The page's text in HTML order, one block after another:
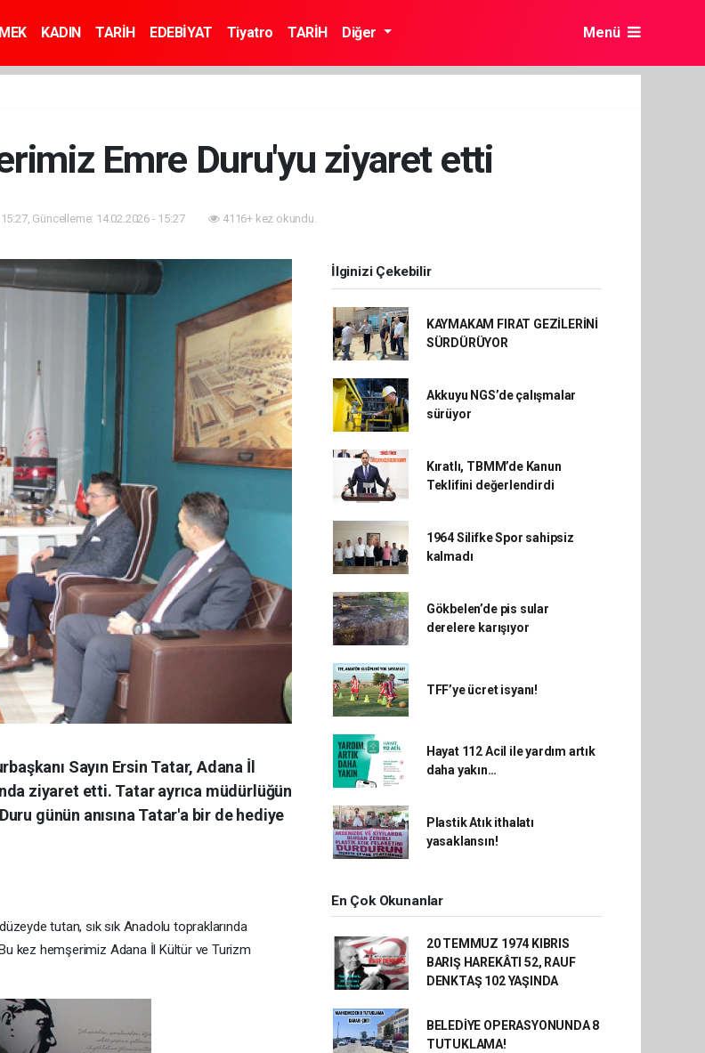
KADIN TARİH EDEBİYAT Tiyatro TARİH Diğer Menü
Emre Duru'yu ziyaret etti
Güncelleme: 14.02.2026 - 15:27 4116+ kez okundu.
Sayın Ersin Tatar, Adana İl
ziyaret etti. Tatar ayrıca müdürlüğün
günün anısına Tatar'a bir de hediye
tutan, sık sık Anadolu topraklarında
kez hemşerimiz Adana İl Kültür ve Turizm
İlginizi Çekebilir
KAYMAKAM FIRAT GEZİLERİNİ
SÜRDÜRÜYOR
Akkuyu NGS’de çalışmalar
sürüyor
Kıratlı, TBMM’de Kanun
Teklifini değerlendirdi
1964 Silifke Spor sahipsiz
kalmadı
Gökbelen’de pis sular
derelere karışıyor
TFF’ye ücret isyanı!
Hayat 112 Acil ile yardım artık
daha yakın…
Plastik Atık ithalatı
yasaklansın!
En Çok Okunanlar
20 TEMMUZ 1974 KIBRIS
BARIŞ HAREKÂTI 52, RAUF
DENKTAŞ 102 YAŞINDA
BELEDİYE OPERASYONUNDA 8
TUTUKLAMA!